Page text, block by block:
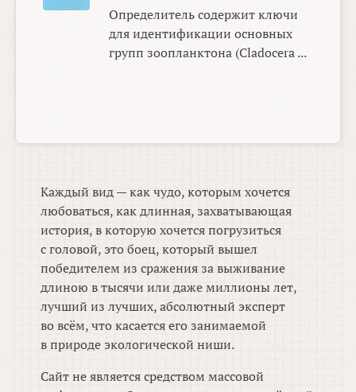
Определитель содержит ключи
для идентификации основных
групп зоопланктона (Cladocera ...
Каждый вид — как чудо, которым хочется
любоваться, как длинная, захватывающая
история, в которую хочется погрузиться
с головой, это боец, который вышел
победителем из сражения за выживание
длиною в тысячи или даже миллионы лет,
лучший из лучших, абсолютный эксперт
во всём, что касается его занимаемой
в природе экологической ниши.
Сайт не является средством массовой